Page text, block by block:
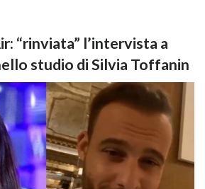
“rinviata” l’intervista a
studio di Silvia Toffanin